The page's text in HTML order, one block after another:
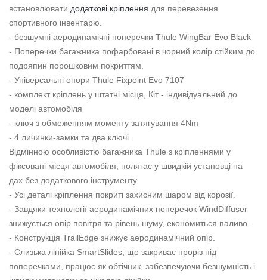
встановлювати додаткові кріплення для перевезення
спортивного інвентарю.
- безшумні аеродинамічні поперечки Thule WingBar Evo Black
- Поперечки багажника пофарбовані в чорний колір стійким до
подряпин порошковим покриттям.
- Універсальні опори Thule Fixpoint Evo 7107
- комплект кріплень у штатні місця, Кіт - індивідуальний до
моделі автомобіля
- ключ з обмеженням моменту затягування 4Nm
- 4 личинки-замки та два ключі.
Відмінною особливістю багажника Thule з кріпленнями у
фіксовані місця автомобіля, полягає у швидкій установці на
дах без додаткового інструменту.
- Усі деталі кріплення покриті захисним шаром від корозії.
- Завдяки технології аеродинамічних поперечок WindDiffuser
знижується опір повітря та рівень шуму, економиться паливо.
- Конструкція TrailEdge знижує аеродинамічний опір.
- Слизька лінійка SmartSlides, що закриває проріз під
поперечками, працює як обтічник, забезпечуючи безшумність і